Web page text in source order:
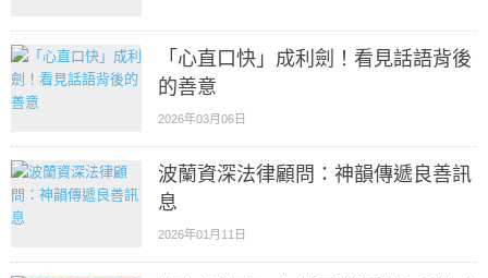
「心直口快」成利劍！看見話語背後
的善意
2026年03月06日
波蘭資深法律顧問：神韻傳遞良善訊
息
2026年01月11日